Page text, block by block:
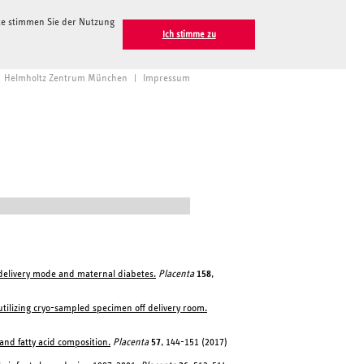
stimmen Sie der Nutzung
Ich stimme zu
Helmholtz Zentrum München Impressum
mode and maternal diabetes. Placenta 158,
cryo-sampled specimen off delivery room.
fatty acid composition. Placenta 57, 144-151 (2017)